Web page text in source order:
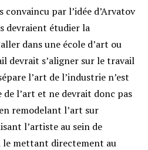
convaincu par l’idée d’Arvatov
devraient étudier la
dans une école d’art ou
devrait s’aligner sur le travail
l’art de l’industrie n’est
l’art et ne devrait donc pas
remodelant l’art sur
l’artiste au sein de
le mettant directement au